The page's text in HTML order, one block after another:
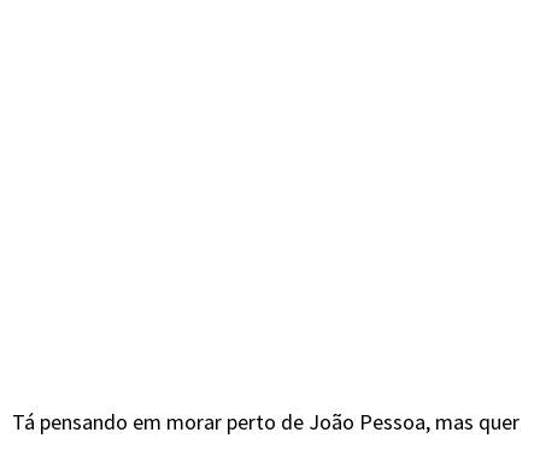
Tá pensando em morar perto de João Pessoa, mas quer